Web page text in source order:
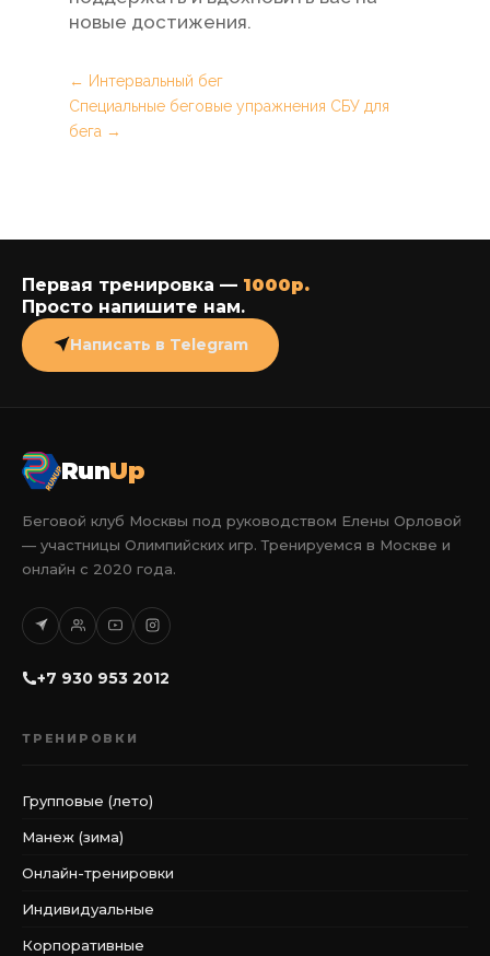
новые достижения.
← Интервальный бег
Специальные беговые упражнения СБУ для
бега →
Первая тренировка — 1000р.
Просто напишите нам.
Написать в Telegram
RunUp
Беговой клуб Москвы под руководством Елены Орловой
— участницы Олимпийских игр. Тренируемся в Москве и
онлайн с 2020 года.
+7 930 953 2012
ТРЕНИРОВКИ
Групповые (лето)
Манеж (зима)
Онлайн-тренировки
Индивидуальные
Корпоративные